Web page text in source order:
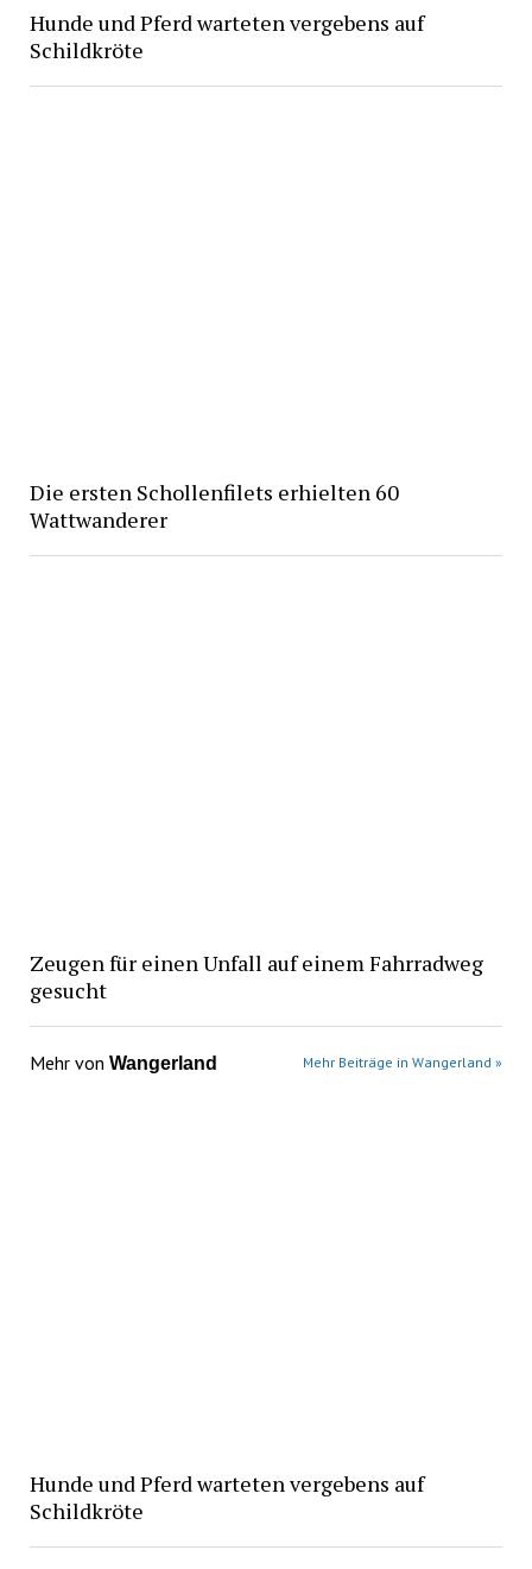
Hunde und Pferd warteten vergebens auf
Schildkröte
Die ersten Schollenfilets erhielten 60
Wattwanderer
Zeugen für einen Unfall auf einem Fahrradweg
gesucht
Mehr von Wangerland Mehr Beiträge in Wangerland »
Hunde und Pferd warteten vergebens auf
Schildkröte